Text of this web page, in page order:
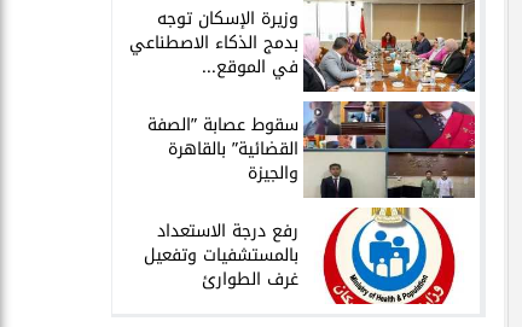
​وزيرة الإسكان توجه
بدمج الذكاء الاصطناعي
في الموقع...
سقوط عصابة ”الصفة
القضائية” بالقاهرة
والجيزة
​رفع درجة الاستعداد
بالمستشفيات وتفعيل
غرف الطوارئ